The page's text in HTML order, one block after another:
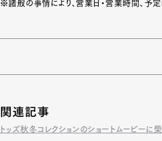
※諸般の事情により、営業日・営業時間、予定
関連記事
トッズ秋冬コレクションのショートムービー